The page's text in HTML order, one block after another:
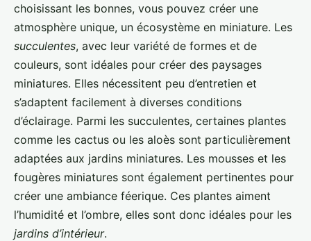
choisissant les bonnes, vous pouvez créer une
atmosphère unique, un écosystème en miniature. Les
succulentes, avec leur variété de formes et de
couleurs, sont idéales pour créer des paysages
miniatures. Elles nécessitent peu d’entretien et
s’adaptent facilement à diverses conditions
d’éclairage. Parmi les succulentes, certaines plantes
comme les cactus ou les aloès sont particulièrement
adaptées aux jardins miniatures. Les mousses et les
fougères miniatures sont également pertinentes pour
créer une ambiance féerique. Ces plantes aiment
l’humidité et l’ombre, elles sont donc idéales pour les
jardins d’intérieur.